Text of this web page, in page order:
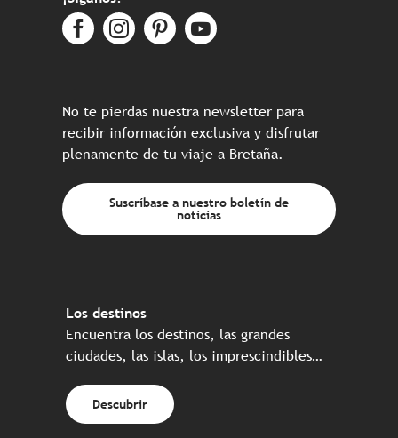
No te pierdas nuestra newsletter para
recibir información exclusiva y disfrutar
plenamente de tu viaje a Bretaña.
Suscríbase a nuestro boletín de
noticias
Los destinos
Encuentra los destinos, las grandes
ciudades, las islas, los imprescindibles…
Descubrir